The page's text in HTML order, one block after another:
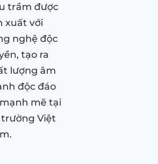
trầm được
xuất với
nghệ độc
tạo ra
lượng âm
độc đáo
mẽ tại
Việt